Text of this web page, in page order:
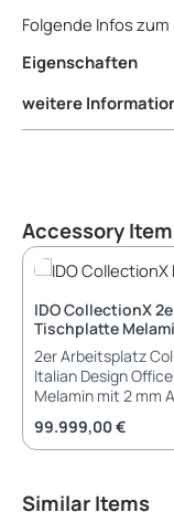
Folgende Infos
Eigenschaften
weitere
Produktgalerie
Accessory
IDO CollectionX
Tischplatte
2er Arbeitsplatz
Italian Design Office Tischplatte:
Melamin mit 2 mm
Aufpreis) Gestell: Tischbeine aus 12 mm Metall mit Laser
geschnitten und
mit Nivellierung Abmessungen: Tischlänge: 120 cm, 140 cm,
Regulärer Preis:
99.999,00 €
Produktgalerie
Similar Items